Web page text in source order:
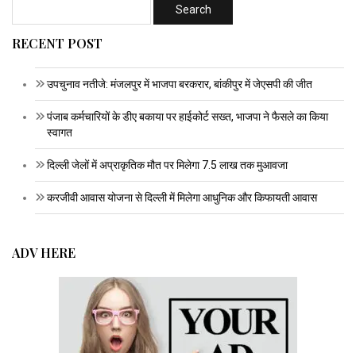
RECENT POST
उपचुनाव नतीजे: मंजलपुर में भाजपा बरकरार, बांकीपुर में जेएसपी की जीत
पंजाब कर्मचारियों के डीए बकाया पर हाईकोर्ट सख्त, भाजपा ने फैसले का किया
स्वागत
दिल्ली जेलों में अप्राकृतिक मौत पर मिलेगा 7.5 लाख तक मुआवजा
करजीवी आवास योजना से दिल्ली में मिलेगा आधुनिक और किफायती आवास
ADV HERE